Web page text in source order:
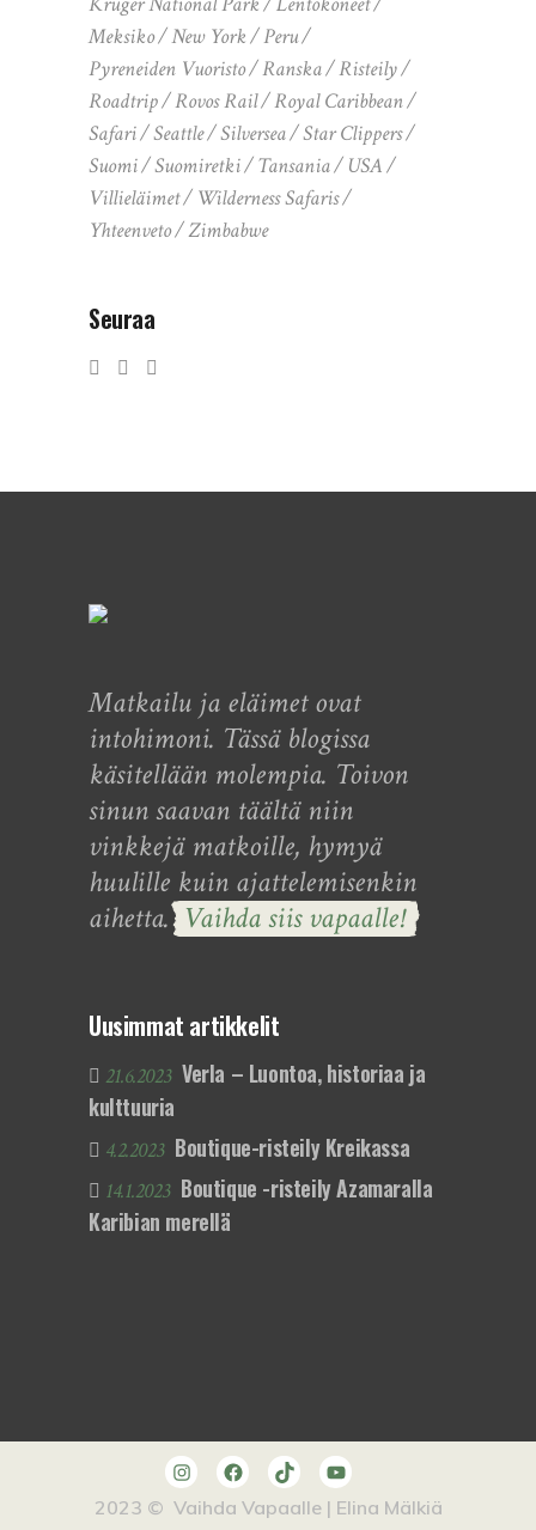
Meksiko
New York
Peru
Pyreneiden Vuoristo
Ranska
Risteily
Roadtrip
Rovos Rail
Royal Caribbean
Safari
Seattle Silversea
Star Clippers
Suomi
Suomiretki Tansania
USA
Villieläimet
Wilderness Safaris
Yhteenveto
Zimbabwe
Seuraa
Matkailu ja eläimet ovat
intohimoni. Tässä blogissa
käsitellään molempia. Toivon
sinun saavan täältä niin
vinkkejä matkoille, hymyä
huulille kuin ajattelemisenkin
aihetta. Vaihda siis vapaalle!
Uusimmat artikkelit
21.6.2023 Verla – Luontoa, historiaa ja
kulttuuria
4.2.2023 Boutique-risteily Kreikassa
14.1.2023 Boutique -risteily Azamaralla
Karibian merellä
Instagram
FacebookTikTokYouTube
2023 © Vaihda Vapaalle | Elina Mälkiä